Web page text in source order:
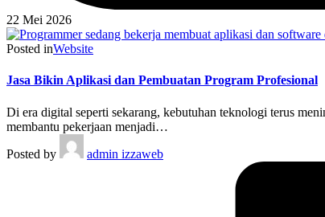
22 Mei 2026
Posted inWebsite
Jasa Bikin Aplikasi dan Pembuatan Program Profesional
Di era digital seperti sekarang, kebutuhan teknologi terus
membantu pekerjaan menjadi…
Posted by
admin izzaweb